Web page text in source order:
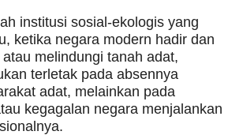
institusi sosial-ekologis yang
ketika negara modern hadir dan
melindungi tanah adat,
terletak pada absennya
adat, melainkan pada
kegagalan negara menjalankan